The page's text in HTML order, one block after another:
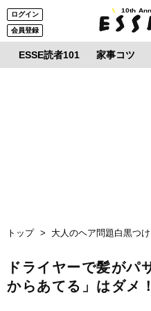
ログイン
会員登録
10th
ESSE読者101 家事コツ
トップ 大人のヘア問題白黒つ
ドライヤーで髪が
からあてる」はダメ！